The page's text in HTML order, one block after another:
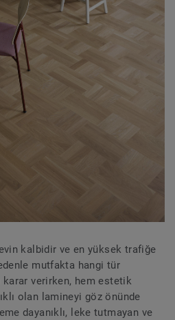
kalbidir ve en yüksek trafiğe
mutfakta hangi tür
karar verirken, hem estetik
olan lamineyi göz önünde
dayanıklı, leke tutmayan ve